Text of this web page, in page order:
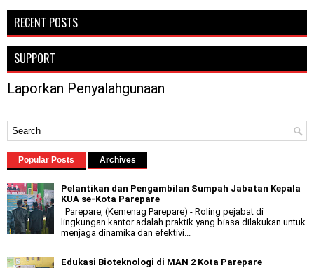
RECENT POSTS
SUPPORT
Laporkan Penyalahgunaan
Popular Posts Archives
Pelantikan dan Pengambilan Sumpah Jabatan Kepala
KUA se-Kota Parepare
Parepare, (Kemenag Parepare) - Roling pejabat di
lingkungan kantor adalah praktik yang biasa dilakukan untuk
menjaga dinamika dan efektivi...
Edukasi Bioteknologi di MAN 2 Kota Parepare